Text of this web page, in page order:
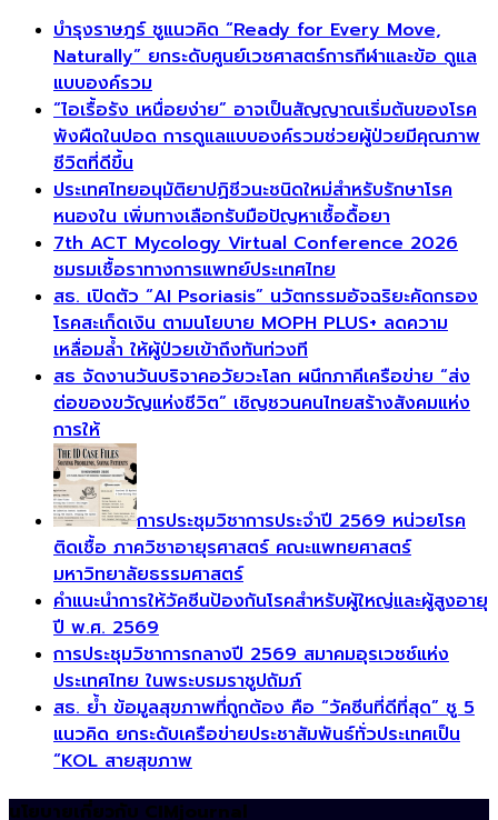
บำรุงราษฎร์ ชูแนวคิด “Ready for Every Move,
Naturally” ยกระดับศูนย์เวชศาสตร์การกีฬาและข้อ ดูแล
แบบองค์รวม
“ไอเรื้อรัง เหนื่อยง่าย” อาจเป็นสัญญาณเริ่มต้นของโรค
พังผืดในปอด การดูแลแบบองค์รวมช่วยผู้ป่วยมีคุณภาพ
ชีวิตที่ดีขึ้น
ประเทศไทยอนุมัติยาปฏิชีวนะชนิดใหม่สำหรับรักษาโรค
หนองใน เพิ่มทางเลือกรับมือปัญหาเชื้อดื้อยา
7th ACT Mycology Virtual Conference 2026
ชมรมเชื้อราทางการแพทย์ประเทศไทย
สธ. เปิดตัว “AI Psoriasis” นวัตกรรมอัจฉริยะคัดกรอง
โรคสะเก็ดเงิน ตามนโยบาย MOPH PLUS+ ลดความ
เหลื่อมล้ำ ให้ผู้ป่วยเข้าถึงทันท่วงที
สธ จัดงานวันบริจาคอวัยวะโลก ผนึกภาคีเครือข่าย “ส่ง
ต่อของขวัญแห่งชีวิต” เชิญชวนคนไทยสร้างสังคมแห่ง
การให้
การประชุมวิชาการประจำปี 2569 หน่วยโรค
ติดเชื้อ ภาควิชาอายุรศาสตร์ คณะแพทยศาสตร์
มหาวิทยาลัยธรรมศาสตร์
คำแนะนำการให้วัคซีนป้องกันโรคสำหรับผู้ใหญ่และผู้สูงอายุ
ปี พ.ศ. 2569
การประชุมวิชาการกลางปี 2569 สมาคมอุรเวชช์แห่ง
ประเทศไทย ในพระบรมราชูปถัมภ์
สธ. ย้ำ ข้อมูลสุขภาพที่ถูกต้อง คือ “วัคซีนที่ดีที่สุด” ชู 5
แนวคิด ยกระดับเครือข่ายประชาสัมพันธ์ทั่วประเทศเป็น
“KOL สายสุขภาพ
นโยบายเกี่ยวกับ CIMjournal